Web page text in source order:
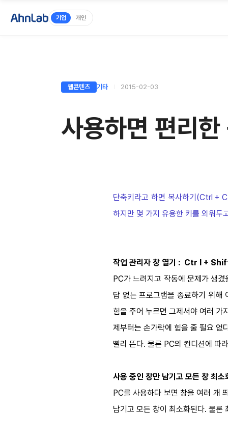
기업 개인
웹콘텐츠 기타 2015-02-03
사용하면 편리
단축키라고 하면 복사하기(Ctrl +
하지만 몇 가지 유용한 키를 외워두
작업 관리자 창 열기 : Ctr l +
PC가 느려지고 작동에 문제가 생
답 없는 프로그램을 종료하기 위해
힘을 주어 누르면 그제서야 여러 가
제부터는 손가락에 힘을 줄 필요
빨리 뜬다. 물론 PC의 컨디션에 따
사용 중인 창만 남기고 모든 창 최
PC를 사용하다 보면 창을 여러 개
남기고 모든 창이 최소화된다. 물론